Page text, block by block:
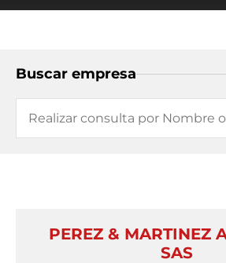
Buscar empresa
PEREZ & MARTINEZ
SAS